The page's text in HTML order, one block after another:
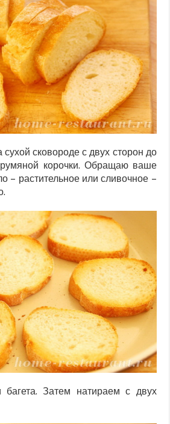
сковороде с двух сторон до
румяной корочки. Обращаю ваше
– растительное или сливочное –
багета. Затем натираем с двух